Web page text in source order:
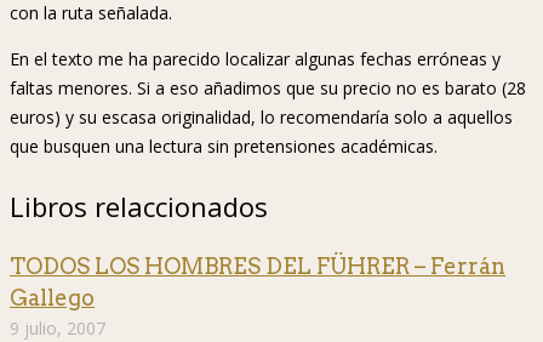
con la ruta señalada.
En el texto me ha parecido localizar algunas fechas erróneas y
faltas menores. Si a eso añadimos que su precio no es barato (28
euros) y su escasa originalidad, lo recomendaría solo a aquellos
que busquen una lectura sin pretensiones académicas.
Libros relaccionados
TODOS LOS HOMBRES DEL FÜHRER – Ferrán
Gallego
9 julio, 2007